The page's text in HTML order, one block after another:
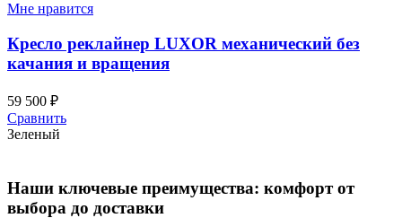
Мне нравится
Кресло реклайнер LUXOR механический без
качания и вращения
59 500 ₽
Сравнить
Зеленый
Наши ключевые преимущества: комфорт от
выбора до доставки